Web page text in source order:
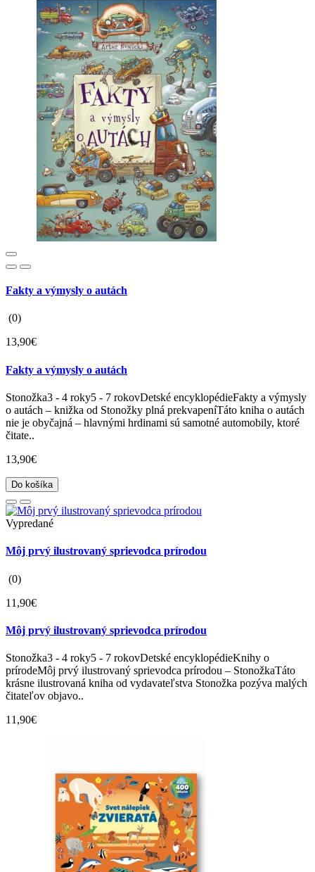
Fakty a výmysly o autách
(0)
13,90€
Fakty a výmysly o autách
Stonožka3 - 4 roky5 - 7 rokovDetské encyklopédieFakty a výmysly
o autách – knižka od Stonožky plná prekvapeníTáto kniha o autách
nie je obyčajná – hlavnými hrdinami sú samotné automobily, ktoré
čitate..
13,90€
Do košíka
Vypredané
Môj prvý ilustrovaný sprievodca prírodou
(0)
11,90€
Môj prvý ilustrovaný sprievodca prírodou
Stonožka3 - 4 roky5 - 7 rokovDetské encyklopédieKnihy o
prírodeMôj prvý ilustrovaný sprievodca prírodou – StonožkaTáto
krásne ilustrovaná kniha od vydavateľstva Stonožka pozýva malých
čitateľov objavo..
11,90€